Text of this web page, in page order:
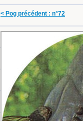
< Pog précédent : n°72